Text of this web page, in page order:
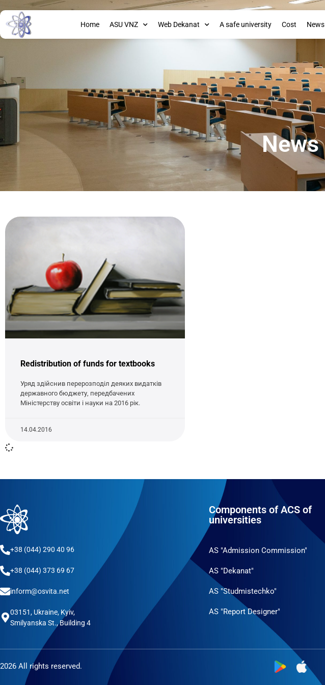
Home ASU VNZ Web Dekanat A safe university Cost News
News
Redistribution of funds for textbooks
Уряд здійснив перерозподіл деяких видатків
державного бюджету, передбачених
Міністерству освіти і науки на 2016 рік.
14.04.2016
+38 (044) 290 40 96
+38 (044) 373 69 67
inform@osvita.net
03151, Ukraine, Kyiv,
Smilyanska St., Building 4
Components of ACS of
universities
AS "Admission Commission"
AS "Dekanat"
AS "Studmistechko"
AS "Report Designer"
2026 All rights reserved.